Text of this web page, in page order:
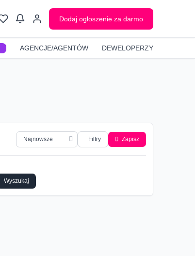
Dodaj ogłoszenie za darmo
AGENCJE/AGENTÓW DEWELOPERZY
Filtry Zapisz
Wyszukaj